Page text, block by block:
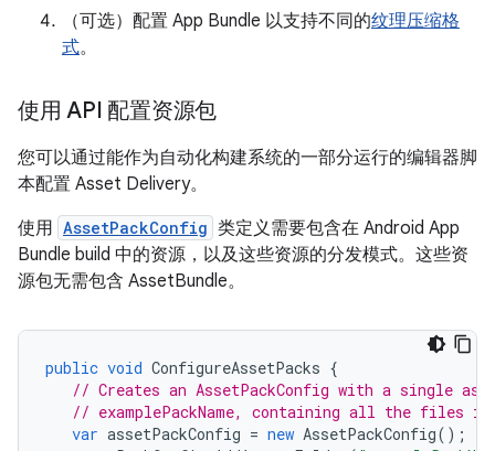
（可选）配置 App Bundle 以支持不同的纹理压缩格
式。
使用 API 配置资源包
您可以通过能作为自动化构建系统的一部分运行的编辑器脚
本配置 Asset Delivery。
使用 AssetPackConfig 类定义需要包含在 Android App
Bundle build 中的资源，以及这些资源的分发模式。这些资
源包无需包含 AssetBundle。
public void ConfigureAssetPacks {
// Creates an AssetPackConfig with a single
// examplePackName, containing all the files in
var assetPackConfig = new AssetPackConfig();